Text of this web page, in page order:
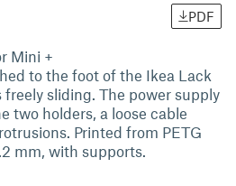
PDF
Mini +
to the foot of the Ikea Lack
sliding. The power supply
two holders, a loose cable
Printed from PETG
mm, with supports.